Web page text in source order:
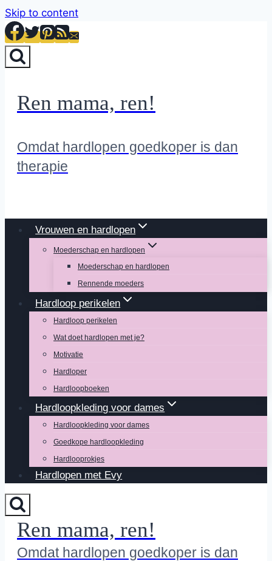
Skip to content
Ren mama, ren!
Omdat hardlopen goedkoper is dan
therapie
Vrouwen en hardlopen
Moederschap en hardlopen
Moederschap en hardlopen
Rennende moeders
Hardloop perikelen
Hardloop perikelen
Wat doet hardlopen met je?
Motivatie
Hardloper
Hardloopboeken
Hardloopkleding voor dames
Hardloopkleding voor dames
Goedkope hardloopkleding
Hardlooprokjes
Hardlopen met Evy
Ren mama, ren!
Omdat hardlopen goedkoper is dan